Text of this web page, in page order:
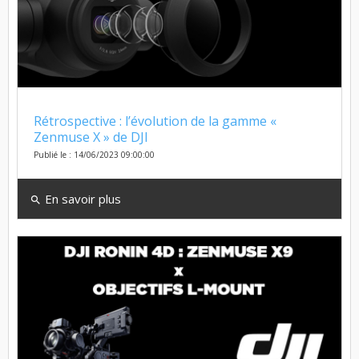
Rétrospective : l’évolution de la gamme «
Zenmuse X » de DJI
Publié le : 14/06/2023 09:00:00
search En savoir plus